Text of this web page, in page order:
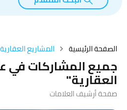
الصفحة الرئيسية المشاريع العقارية
جميع المشاركات في
العقارية"
صفحة أرشيف العلامات